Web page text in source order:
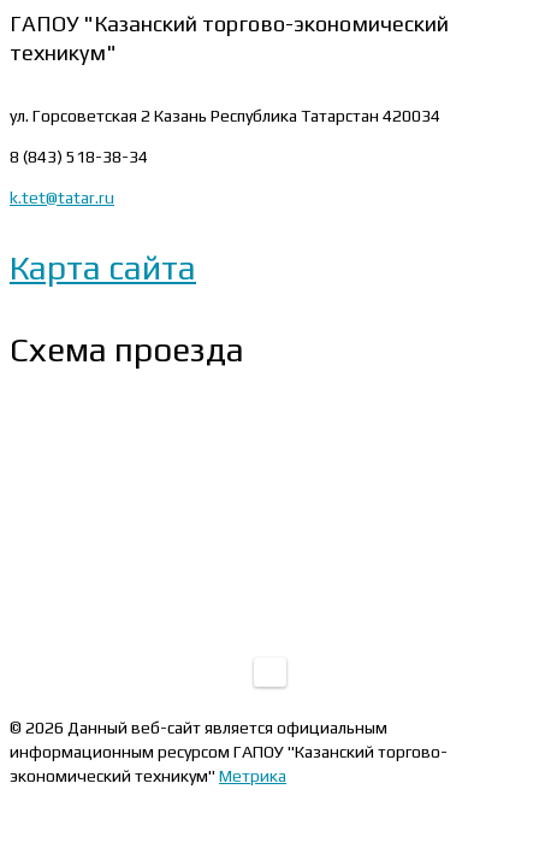
ГАПОУ "Казанский торгово-экономический
техникум"
ул. Горсоветская 2 Казань Республика Татарстан 420034
8 (843) 518-38-34
k.tet@tatar.ru
Карта сайта
Схема проезда
© 2026 Данный веб-сайт является официальным
информационным ресурсом ГАПОУ "Казанский торгово-
экономический техникум" Метрика